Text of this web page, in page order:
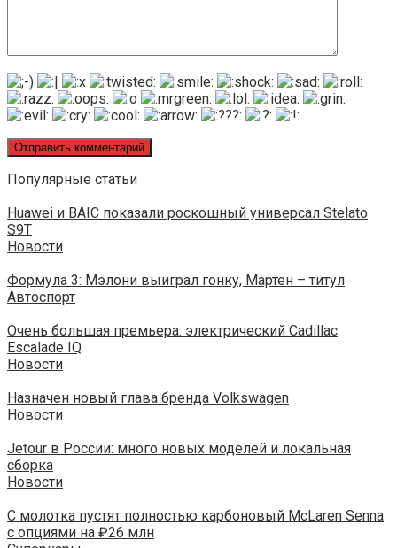
Популярные статьи
Huawei и BAIC показали роскошный универсал Stelato
S9T
Новости
Формула 3: Мэлони выиграл гонку, Мартен – титул
Автоспорт
Очень большая премьера: электрический Cadillac
Escalade IQ
Новости
Назначен новый глава бренда Volkswagen
Новости
Jetour в России: много новых моделей и локальная
сборка
Новости
С молотка пустят полностью карбоновый McLaren Senna
с опциями на ₽26 млн